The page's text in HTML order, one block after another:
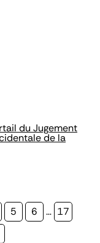
du Jugement
de la
Page
5 Page
6 … Page
17